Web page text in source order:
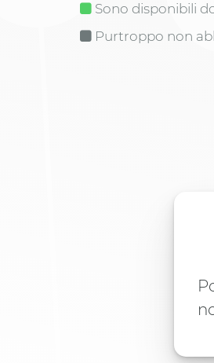
Sono disponibili
Purtroppo non